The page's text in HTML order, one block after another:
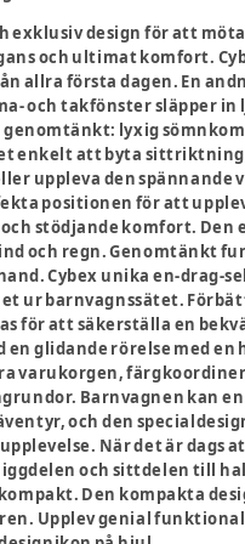
exklusiv design för att
och ultimat komfort.
allra första dagen. En
och takfönster släpper in
lyxig
enkelt att byta
uppleva den spännande
positionen för att
stödjande komfort. Den
och regn. Genomtänkt
Cybex unika en-drag-
ur barnvagnssätet.
för att säkerställa en
glidande rörelse med en
varukorgen,
Barnvagnen kan
och den
När det är dags
och sittdelen till
Den kompakta
Upplev genial